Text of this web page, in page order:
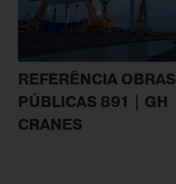
REFERÊNCIA OBRAS
PÚBLICAS 891 | GH
CRANES